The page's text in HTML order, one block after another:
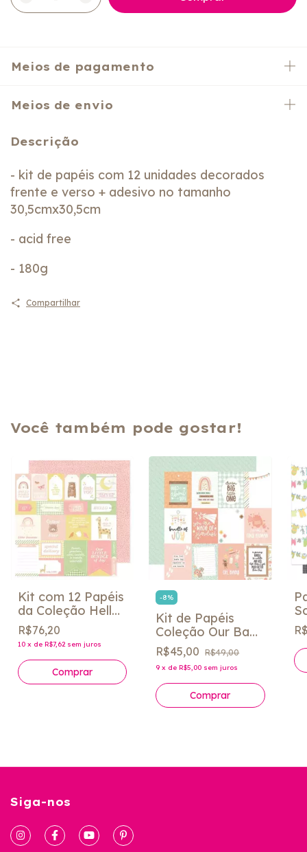
Meios de pagamento
Meios de envio
Descrição
- kit de papéis com 12 unidades decorados
frente e verso + adesivo no tamanho
30,5cmx30,5cm
- acid free
- 180g
Compartilhar
Você também pode gostar!
Kit com 12 Papéis
da Coleção Hello
Little Girl -
American Crafts
R$76,20
10 x de R$7,62 sem juros
-8%
Kit de Papéis
Coleção Our Baby
Girl da Echo Park
R$45,00 R$49,00
9 x deR$5,00 sem juros
Siga-nos